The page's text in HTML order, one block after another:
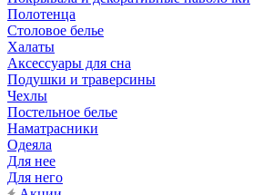
Полотенца
Столовое белье
Халаты
Аксессуары для сна
Подушки и траверсины
Чехлы
Постельное белье
Наматрасники
Одеяла
Для нее
Для него